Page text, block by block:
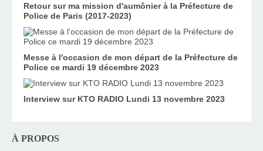
Retour sur ma mission d'aumônier à la Préfecture de
Police de Paris (2017-2023)
Messe à l'occasion de mon départ de la Préfecture de
Police ce mardi 19 décembre 2023
Interview sur KTO RADIO Lundi 13 novembre 2023
À PROPOS